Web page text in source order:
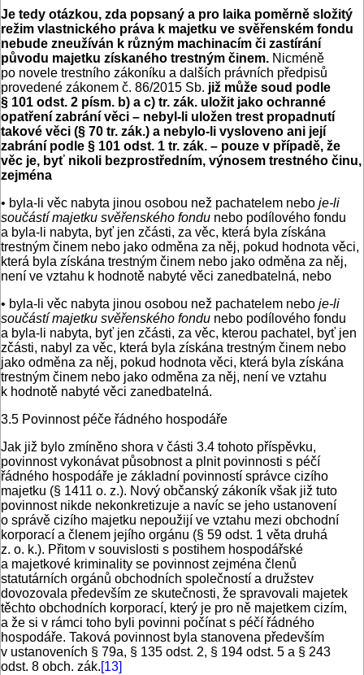
Je tedy otázkou, zda popsaný a pro laika poměrně složitý
režim vlastnického práva k majetku ve svěřenském fondu
nebude zneužíván k různým machinacím či zastírání
původu majetku získaného trestným činem. Nicméně
po novele trestního zákoníku a dalších právních předpisů
provedené zákonem č. 86/2015 Sb. již může soud podle
§ 101 odst. 2 písm. b) a c) tr. zák. uložit jako ochranné
opatření zabrání věci – nebyl-li uložen trest propadnutí
takové věci (§ 70 tr. zák.) a nebylo-li vysloveno ani její
zabrání podle § 101 odst. 1 tr. zák. – pouze v případě, že
věc je, byť nikoli bezprostředním, výnosem trestného činu,
zejména
• byla-li věc nabyta jinou osobou než pachatelem nebo je-li
součástí majetku svěřenského fondu nebo podílového fondu
a byla-li nabyta, byť jen zčásti, za věc, která byla získána
trestným činem nebo jako odměna za něj, pokud hodnota věci,
která byla získána trestným činem nebo jako odměna za něj,
není ve vztahu k hodnotě nabyté věci zanedbatelná, nebo
• byla-li věc nabyta jinou osobou než pachatelem nebo je-li
součástí majetku svěřenského fondu nebo podílového fondu
a byla-li nabyta, byť jen zčásti, za věc, kterou pachatel, byť jen
zčásti, nabyl za věc, která byla získána trestným činem nebo
jako odměna za něj, pokud hodnota věci, která byla získána
trestným činem nebo jako odměna za něj, není ve vztahu
k hodnotě nabyté věci zanedbatelná.
3.5 Povinnost péče řádného hospodáře
Jak již bylo zmíněno shora v části 3.4 tohoto příspěvku,
povinnost vykonávat působnost a plnit povinnosti s péčí
řádného hospodáře je základní povinností správce cizího
majetku (§ 1411 o. z.). Nový občanský zákoník však již tuto
povinnost nikde nekonkretizuje a navíc se jeho ustanovení
o správě cizího majetku nepoužijí ve vztahu mezi obchodní
korporací a členem jejího orgánu (§ 59 odst. 1 věta druhá
z. o. k.). Přitom v souvislosti s postihem hospodářské
a majetkové kriminality se povinnost zejména členů
statutárních orgánů obchodních společností a družstev
dovozovala především ze skutečnosti, že spravovali majetek
těchto obchodních korporací, který je pro ně majetkem cizím,
a že si v rámci toho byli povin­ni počínat s péčí řádného
hospodáře. Taková povinnost byla stanovena především
v ustanoveních § 79a, § 135 odst. 2, § 194 odst. 5 a § 243
odst. 8 obch. zák.[13]